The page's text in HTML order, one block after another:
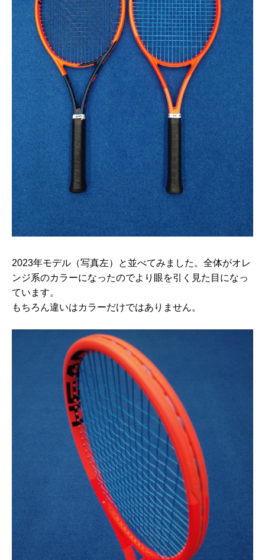
2023年モデル（写真左）と並べてみました。全体がオレ
ンジ系のカラーになったのでより眼を引く見た目になっ
ています。
もちろん違いはカラーだけではありません。